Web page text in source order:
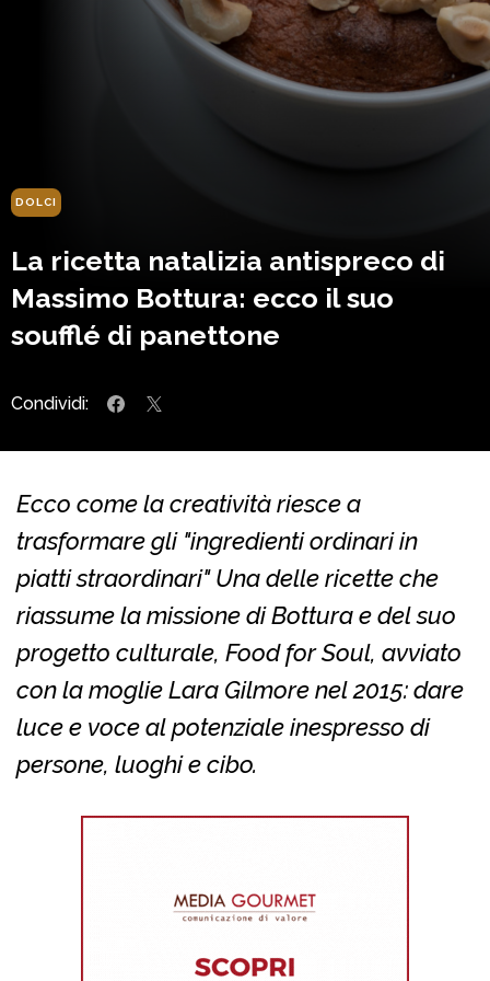
DOLCI
La ricetta natalizia antispreco di
Massimo Bottura: ecco il suo
soufflé di panettone
Condividi:
Ecco come la creatività riesce a
trasformare gli "ingredienti ordinari in
piatti straordinari" Una delle ricette che
riassume la missione di Bottura e del suo
progetto culturale, Food for Soul, avviato
con la moglie Lara Gilmore nel 2015: dare
luce e voce al potenziale inespresso di
persone, luoghi e cibo.